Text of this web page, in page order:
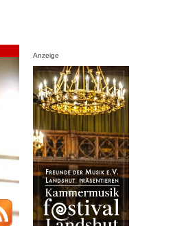
Anzeige